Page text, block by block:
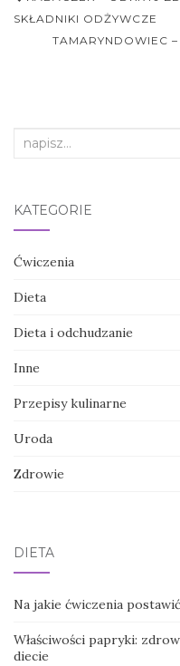
postu
SKŁADNIKI ODŻYWCZE
TAMARYNDOWIEC
Search
KATEGORIE
Ćwiczenia
Dieta
Dieta i odchudzanie
Inne
Przepisy kulinarne
Uroda
Zdrowie
DIETA
Na jakie ćwiczenia
Właściwości papryki:
diecie